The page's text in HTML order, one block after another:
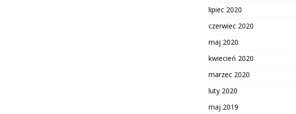
lipiec 2020
czerwiec 2020
maj 2020
kwiecień 2020
marzec 2020
luty 2020
maj 2019